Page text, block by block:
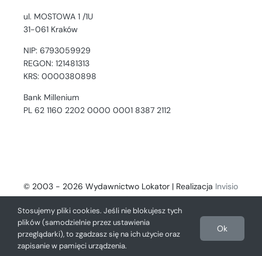
ul. MOSTOWA 1 /1U
31-061 Kraków
NIP: 6793059929
REGON: 121481313
KRS: 0000380898
Bank Millenium
PL 62 1160 2202 0000 0001 8387 2112
© 2003 - 2026 Wydawnictwo Lokator | Realizacja Invisio
- Digital Solutions
Stosujemy pliki cookies. Jeśli nie blokujesz tych
plików (samodzielnie przez ustawienia
przeglądarki), to zgadzasz się na ich użycie oraz
zapisanie w pamięci urządzenia.
Ok